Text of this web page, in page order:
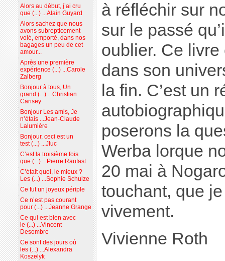
à réfléchir sur
sur le passé
oublier. Ce
dans son
la fin. C’est un
poserons la
Werba lorque
20 mai à
touchant, que
vivement.
Vivienne Roth
Alors au début, j’ai cru
que (...) ...Alain Guyard
Alors sachez que nous
avons subrepticement
volé, emporté, dans nos
bagages un peu de cet
amour...
Après une première
expérience (...) ...Carole
Zalberg
Bonjour à tous, Un
grand (...) ...Christian
Carisey
Bonjour Les amis, Je
n’étais ...Jean-Claude
Lalumière
Bonjour, ceci est un
test (...) ...Jluc
C’est la troisième fois
que (...) ...Pierre Raufast
C’était quoi, le mieux ?
Les (...) ...Sophie Schulze
Ce fut un joyeux périple
Ce n’est pas courant
pour (...) ...Jeanne Grange
Ce qui est bien avec
le (...) ...Vincent
Desombre
Ce sont des jours où
les (...) ...Alexandra
Koszelyk